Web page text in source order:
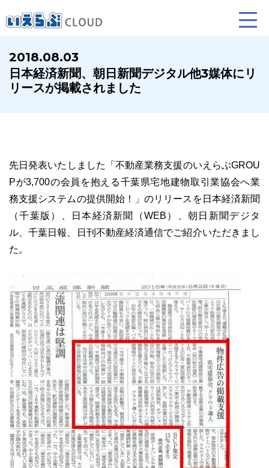
賃貸仲介 売買仲介
ホームページ制作について プラン紹介･制作の流れ
ユーザーインタビュー ホームページ制作実績
ニュース一覧 お役立ちブログ 資料ダウンロード
2018.08.03
日本経済新聞、朝日新聞デジタル他3媒体にリ
リースが掲載されました
先日発表いたしました「不動産業務支援のいえらぶGROU
Pが3,700の会員を抱える千葉県宅地建物取引業協会へ業
務支援システムの提供開始！」のリリースを日本経済新聞
（千葉版）、日本経済新聞（WEB）、朝日新聞デジタ
ル、千葉日報、日刊不動産経済通信でご紹介いただきまし
た。